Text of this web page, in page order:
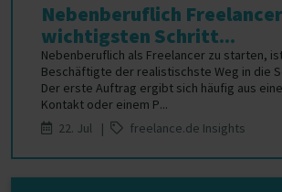
Nebenberuflich
wichtigsten Schritt...
Nebenberuflich als Freelancer zu starten,
Beschäftigte der realistischste Weg in die
Der erste Auftrag ergibt sich häufig aus
Kontakt oder einem P...
22. Jul |
freelance.de Insights